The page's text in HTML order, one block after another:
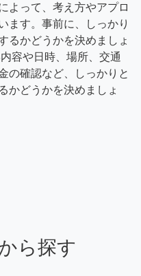
よって、考え方やアプロ
ます。事前に、しっかり
るかどうかを決めましょ
容や日時、場所、交通
の確認など、しっかりと
かどうかを決めましょ
ら探す